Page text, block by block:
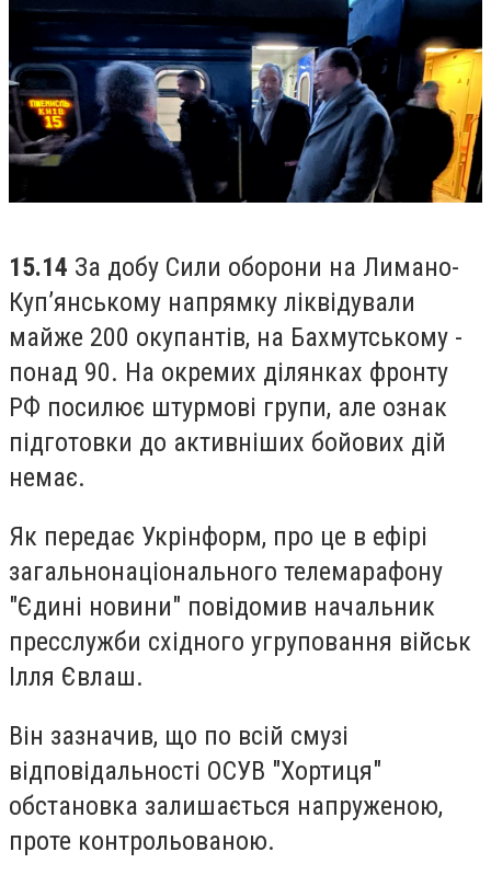
15.14 За добу Сили оборони на Лимано-
Куп’янському напрямку ліквідували
майже 200 окупантів, на Бахмутському -
понад 90. На окремих ділянках фронту
РФ посилює штурмові групи, але ознак
підготовки до активніших бойових дій
немає.
Як передає Укрінформ, про це в ефірі
загальнонаціонального телемарафону
"Єдині новини" повідомив начальник
пресслужби східного угруповання військ
Ілля Євлаш.
Він зазначив, що по всій смузі
відповідальності ОСУВ "Хортиця"
обстановка залишається напруженою,
проте контрольованою.